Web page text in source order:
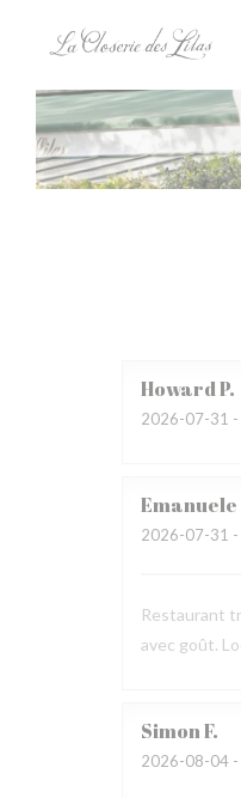
HowardP
2026-07-31
Emanuele
2026-07-31
Restaurant
avec goût.
SimonF
2026-08-04